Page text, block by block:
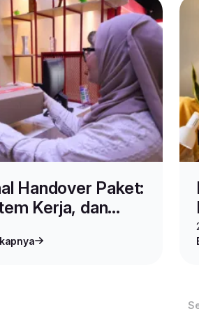
Handover Paket:
Kerja, dan